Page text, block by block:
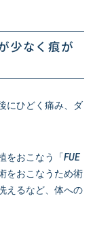
少なく痕が
にひどく痛み、ダ
をおこなう「FUE
をおこなうため術
えるなど、体への